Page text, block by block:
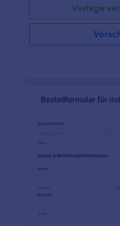
Widgets können Sie Ihr
Grundlage dieses
Logo, Bilder und
Ihr Formular entweder in
Vorlage